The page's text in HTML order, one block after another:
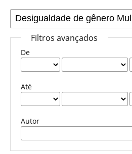
Filtros avançados
De
Até
Autor